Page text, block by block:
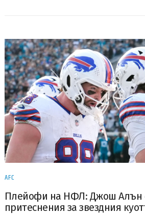
AFC
Плейофи на НФЛ: Джош Алън
притеснения за звездния